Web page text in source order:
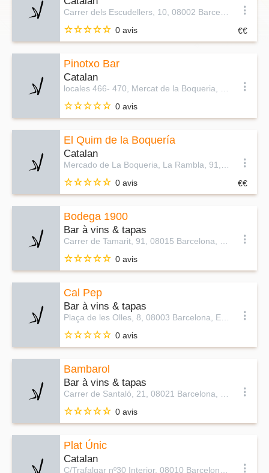
0 avis
Pinotxo Bar
Catalan
0 avis
El Quim de la Boquería
Catalan
0 avis
Bodega 1900
Bar à vins & tapas
0 avis
Cal Pep
Bar à vins & tapas
0 avis
Bambarol
Bar à vins & tapas
0 avis
Plat Únic
Catalan